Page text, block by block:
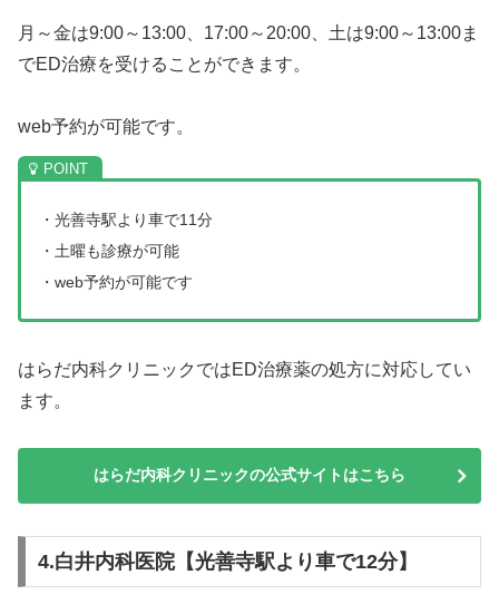
月～金は9:00～13:00、17:00～20:00、土は9:00～13:00ま
でED治療を受けることができます。
web予約が可能です。
・光善寺駅より車で11分
・土曜も診療が可能
・web予約が可能です
はらだ内科クリニックではED治療薬の処方に対応してい
ます。
はらだ内科クリニックの公式サイトはこちら
4.白井内科医院【光善寺駅より車で12分】